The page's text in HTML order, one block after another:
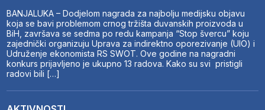
BANJALUKA – Dodjelom nagrada za najbolju medijsku objavu
koja se bavi problemom crnog tržišta duvanskih proizvoda u
BiH, završava se sedma po redu kampanja “Stop švercu” koju
zajednički organizuju Uprava za indirektno oporezivanje (UIO) i
Udruženje ekonomista RS SWOT. Ove godine na nagradni
konkurs prijavljeno je ukupno 13 radova. Kako su svi pristigli
radovi bili […]